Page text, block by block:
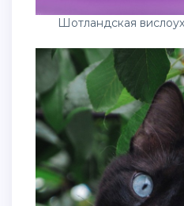
Шотландская